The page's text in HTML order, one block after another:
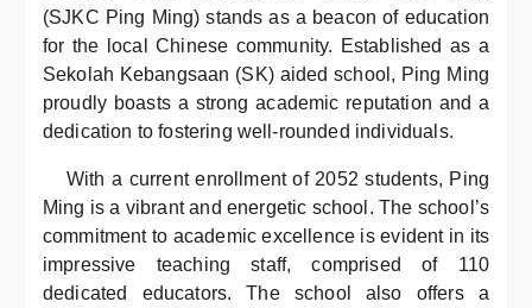
(SJKC Ping Ming) stands as a beacon of education
for the local Chinese community. Established as a
Sekolah Kebangsaan (SK) aided school, Ping Ming
proudly boasts a strong academic reputation and a
dedication to fostering well-rounded individuals.
With a current enrollment of 2052 students, Ping
Ming is a vibrant and energetic school. The school’s
commitment to academic excellence is evident in its
impressive teaching staff, comprised of 110
dedicated educators. The school also offers a